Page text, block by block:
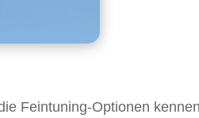
Feintuning-Optionen